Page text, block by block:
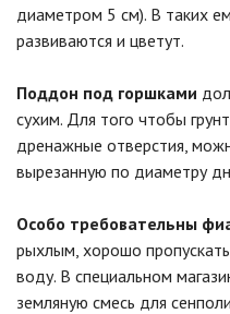
диаметром 5 см). В таких
развиваются и цветут.
Поддон под горшками
сухим. Для того чтобы
дренажные отверстия,
вырезанную по диаметру
Особо требовательны
рыхлым, хорошо
воду. В специальном
земляную смесь для